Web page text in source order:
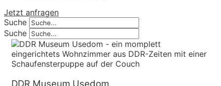
Jetzt anfragen
Suche
Suche
DDR Museum Usedom